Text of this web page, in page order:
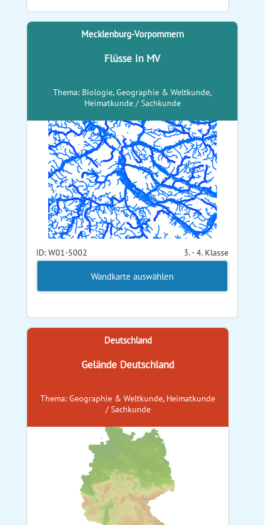
Mecklenburg-Vorpommern
Flüsse in MV
Thema: Biologie, Geographie & Weltkunde,
Heimatkunde / Sachkunde
ID: W01-5002 3. - 4. Klasse
Wandkarte auswählen
Deutschland
Gelände Deutschland
Thema: Geographie & Weltkunde, Heimatkunde
/ Sachkunde